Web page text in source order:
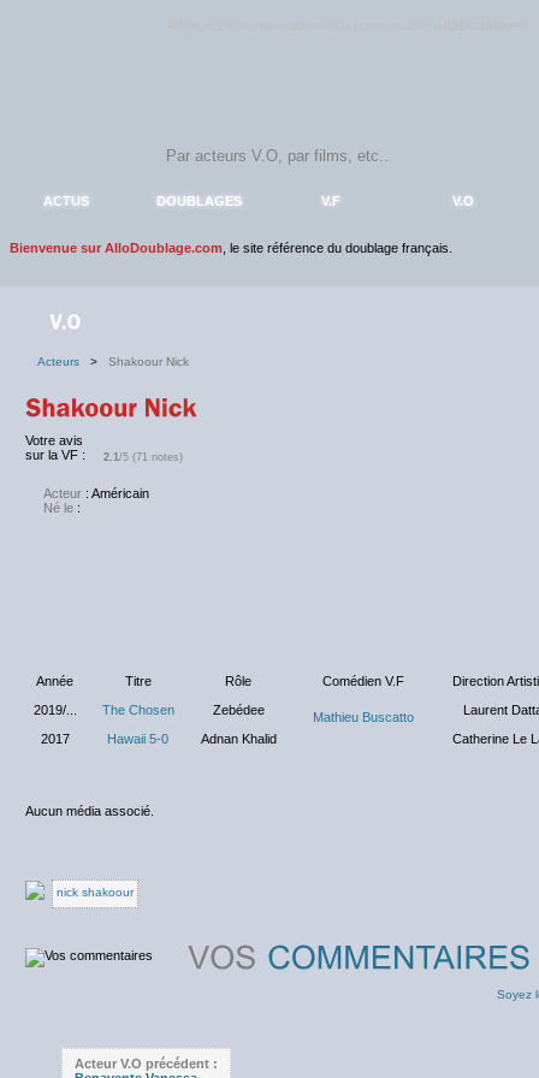
ACTUS DOUBLAGES V.F V.O
Bienvenue sur AlloDoublage.com , le site référence du doublage français.
Acteurs > Shakoour Nick
Votre avis
sur la VF :
2.1/5 (71 notes)
Acteur : Américain
Né le :
Année Titre Rôle Comédien V.F
Direction
2019/...
The Chosen Zebédee Mathieu Buscatto
Laurent
2017
Hawaii 5-0 Adnan Khalid Catherine Le
Aucun média associé.
nick shakoour
Soyez
Acteur V.O précédent :